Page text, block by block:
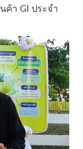
ค้า GI ประจำ